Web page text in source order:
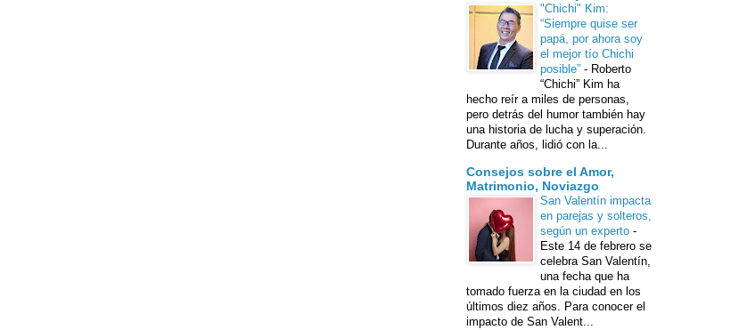
"Chichi" Kim:
“Siempre quise ser
papá, por ahora soy
el mejor tío Chichi
posible” - Roberto
“Chichi” Kim ha
hecho reír a miles de personas,
pero detrás del humor también hay
una historia de lucha y superación.
Durante años, lidió con la...
Consejos sobre el Amor,
Matrimonio, Noviazgo
San Valentín impacta
en parejas y solteros,
según un experto -
Este 14 de febrero se
celebra San Valentín,
una fecha que ha
tomado fuerza en la ciudad en los
últimos diez años. Para conocer el
impacto de San Valent...